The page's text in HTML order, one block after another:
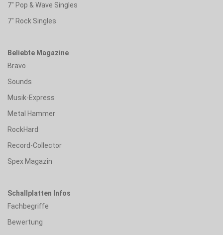
7" Pop & Wave Singles
7" Rock Singles
Beliebte Magazine
Bravo
Sounds
Musik-Express
Metal Hammer
RockHard
Record-Collector
Spex Magazin
Schallplatten Infos
Fachbegriffe
Bewertung